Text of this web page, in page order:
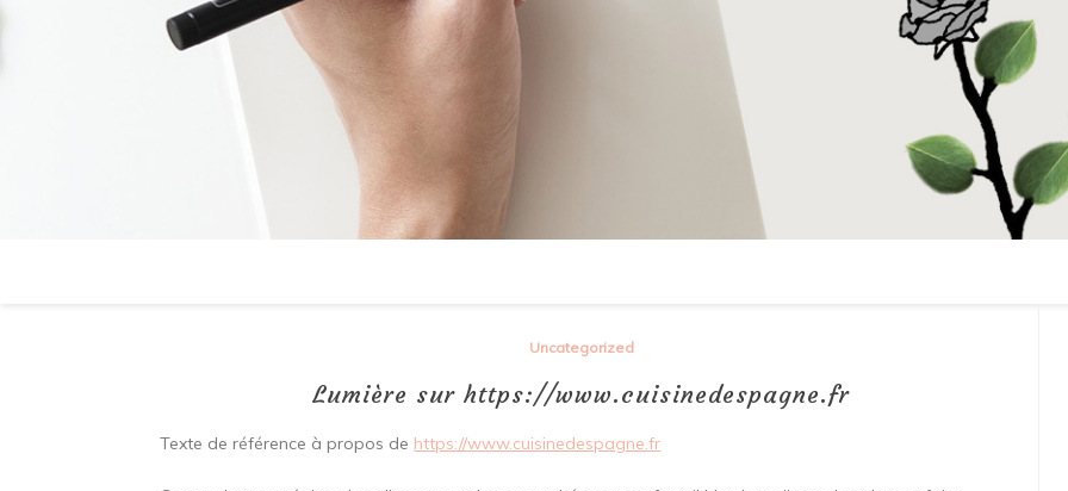
Uncategorized
Lumière sur https://www.cuisinedespagne.fr
Texte de référence à propos de https://www.cuisinedespagne.fr